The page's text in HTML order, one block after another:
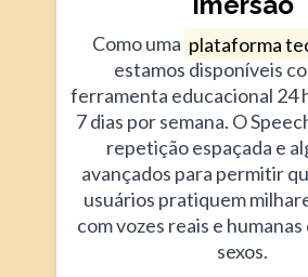
Como uma plataforma
estamos disponíveis
ferramenta educacional 24
7 dias por semana. O
repetição espaçada e
avançados para permitir
usuários pratiquem
com vozes reais e humanas
sexos.